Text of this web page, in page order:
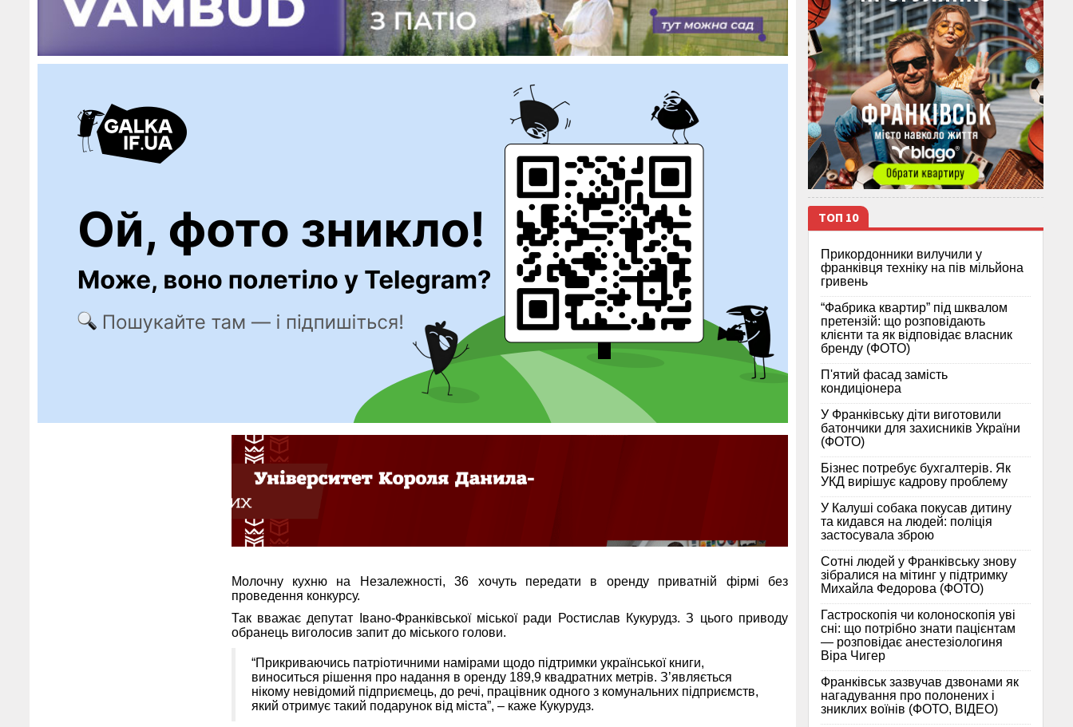
Молочну кухню на Незалежності, 36 хочуть передати в оренду приватній фірмі без
проведення конкурсу.
Так вважає депутат Івано-Франківської міської ради Ростислав Кукурудз. З цього приводу
обранець виголосив запит до міського голови.
“Прикриваючись патріотичними намірами щодо підтримки української книги,
виноситься рішення про надання в оренду 189,9 квадратних метрів. З’являється
нікому невідомий підприємець, до речі, працівник одного з комунальних підприємств,
який отримує такий подарунок від міста”, – каже Кукурудз.
ТОП 10
Прикордонники вилучили у
франківця техніку на пів мільйона
гривень
“Фабрика квартир” під шквалом
претензій: що розповідають
клієнти та як відповідає власник
бренду (ФОТО)
П'ятий фасад замість
кондиціонера
У Франківську діти виготовили
батончики для захисників України
(ФОТО)
Бізнес потребує бухгалтерів. Як
УКД вирішує кадрову проблему
У Калуші собака покусав дитину
та кидався на людей: поліція
застосувала зброю
Сотні людей у Франківську знову
зібралися на мітинг у підтримку
Михайла Федорова (ФОТО)
Гастроскопія чи колоноскопія уві
сні: що потрібно знати пацієнтам
— розповідає анестезіологиня
Віра Чигер
Франківськ зазвучав дзвонами як
нагадування про полонених і
зниклих воїнів (ФОТО, ВІДЕО)